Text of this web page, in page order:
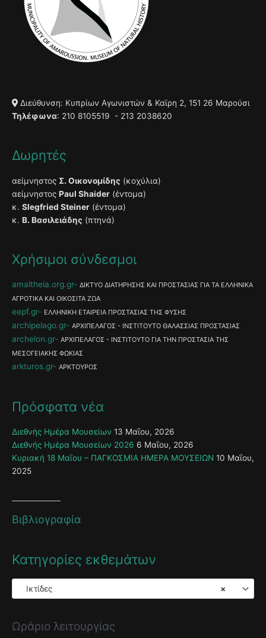
Διεύθυνση: Κυπρίων Αγωνιστών & Καϊρη 2, 151 26 Μαρούσι
Τηλέφωνα: 210 8105519 - 213 2038620
Δωρητές
αείμνηστος Σ. Οικονομίδης (κοχύλια)
αείμνηστος Paul Shaider (έντομα)
κ. Slegfried Steiner (έντομα)
κ. Β. Βασιλειάδης (πτηνά)
Χρήσιμοι σύνδεσμοι
amaltheia.org.gr
ΔΙΚΤΥΟ ΔΙΑΤΗΡΗΣΗΣ ΚΑΙ ΠΡΟΣΤΑΣΙΑΣ ΓΙΑ ΤΑ ΕΛΛΗΝΙΚΑ
ΑΓΡΟΤΙΚΑ ΚΑΙ ΟΙΚΟΣΙΤΑ ΖΩΑ
eepf.gr ΕΛΛΗΝΙΚΗ ΕΤΑΙΡΕΙΑ ΠΡΟΣΤΑΣΙΑΣ ΤΗΣ ΦΥΣΗΣ
archipelago.gr ΑΡΧΙΠΕΛΑΓΟΣ - ΙΝΣΤΙΤΟΥΤΟ ΘΑΛΑΣΣΙΑΣ ΠΡΟΣΤΑΣΙΑΣ
archelon.gr
ΑΡΧΙΠΕΛΑΓΟΣ - ΙΝΣΤΙΤΟΥΤΟ ΓΙΑ ΤΗΝ ΠΡΟΣΤΑΣΙΑ ΤΗΣ
ΜΕΣΟΓΕΙΑΚΗΣ ΦΩΚΙΑΣ
arkturos.gr ΑΡΚΤΟΥΡΟΣ
Πρόσφατα νέα
Διεθνής Ημέρα Μουσείων 13 Μαΐου, 2026
Διεθνής Ημέρα Μουσείων 2026 6 Μαΐου, 2026
Κυριακή 18 Μαΐου – ΠΑΓΚΟΣΜΙΑ ΗΜΕΡΑ ΜΟΥΣΕΙΩΝ 10 Μαΐου,
2025
Βιβλιογραφία
Κατηγορίες εκθεμάτων
×
Ικτίδες
Ωράριο λειτουργίας